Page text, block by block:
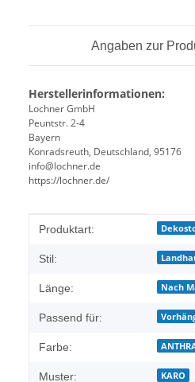
Angaben zur
Herstellerinformationen:
Lochner GmbH
Peuntstr. 2-4
Bayern
Konradsreuth, Deutschland, 95176
info@lochner.de
https://lochner.de/
Produkteigenschaft
Wert
Produktart:
Stil:
Länge: Nach
Passend für:
Farbe:
Muster: KARO